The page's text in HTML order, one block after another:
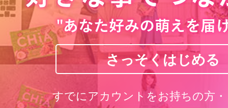
さっそくはじめる
すでにアカウントをお持ちの方